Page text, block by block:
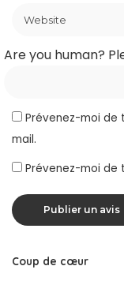
Are you human?
Prévenez-moi de
mail.
Prévenez-moi de
Coup de cœur